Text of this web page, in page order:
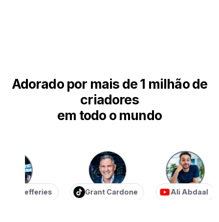
Adorado por mais de 1 milhão de
criadores
em todo o mundo
Jefferies Grant Cardone Ali Abdaal